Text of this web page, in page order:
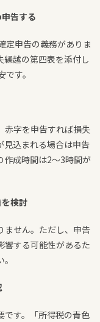
告する
定申告の義務がありま
越の第四表を添付し
す。
赤字を申告すれば損失
見込まれる場合は申告
作成時間は2〜3時間が
検討
ません。ただし、申告
響する可能性があるた
です。「所得税の青色